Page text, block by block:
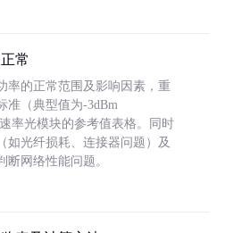
常
率的正常范围及影响因素，重
准（典型值为-3dBm
率光模块的参考值表格。同时
如光纤损耗、连接器问题）及
网络性能问题。